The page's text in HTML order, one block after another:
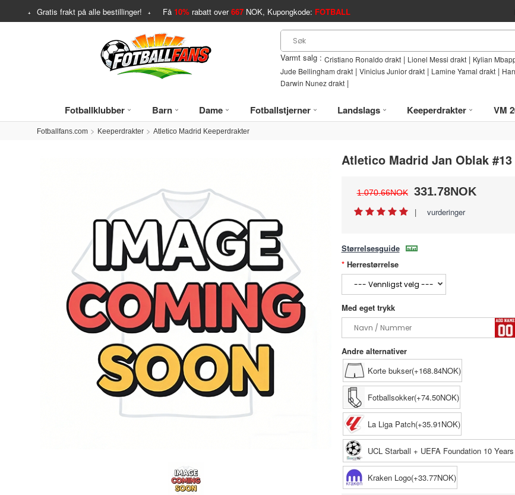
Gratis frakt på alle bestillinger! Få 10% rabatt over667 NOK, Kupongkode: FOTBALL
Varmt salg : Cristiano Ronaldo drakt | Lionel Messi drakt | Kylian
Jude Bellingham drakt | Vinicius Junior drakt | Lamine Yamal drakt |
Darwin Nunez drakt |
Fotballklubber Barn Dame Fotballstjerner Landslags Keeperdrakter VM
Fotballfans.com Keeperdrakter Atletico Madrid Keeperdrakter
Atletico Madrid Jan Oblak
1.070.66NOK 331.78NOK
| vurderinger
Størrelsesguide
Herrestørrelse
Med eget trykk
Andre alternativer
Korte bukser(+168.84NOK)
Fotballsokker(+74.50NOK)
La Liga Patch(+35.91NOK)
UCL Starball + UEFA Foundation 10
Kraken Logo(+33.77NOK)